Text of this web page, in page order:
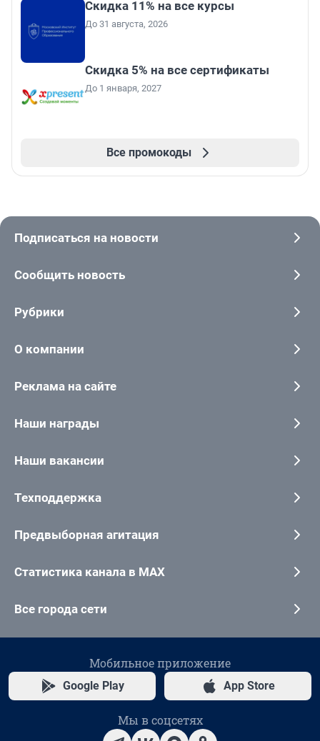
Скидка 11% на все курсы
До 31 августа, 2026
Скидка 5% на все сертификаты
До 1 января, 2027
Все промокоды
Подписаться на новости
Сообщить новость
Рубрики
О компании
Реклама на сайте
Наши награды
Наши вакансии
Техподдержка
Предвыборная агитация
Статистика канала в MAX
Все города сети
Мобильное приложение
Google Play App Store
Мы в соцсетях